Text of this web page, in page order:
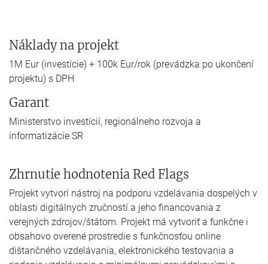
Náklady na projekt
1M Eur (investície) + 100k Eur/rok (prevádzka po ukončení
projektu) s DPH
Garant
Ministerstvo investícií, regionálneho rozvoja a
informatizácie SR
Zhrnutie hodnotenia Red Flags
Projekt vytvorí nástroj na podporu vzdelávania dospelých v
oblasti digitálnych zručností a jeho financovania z
verejných zdrojov/štátom. Projekt má vytvoriť a funkčne i
obsahovo overené prostredie s funkčnosťou online
dištančného vzdelávania, elektronického testovania a